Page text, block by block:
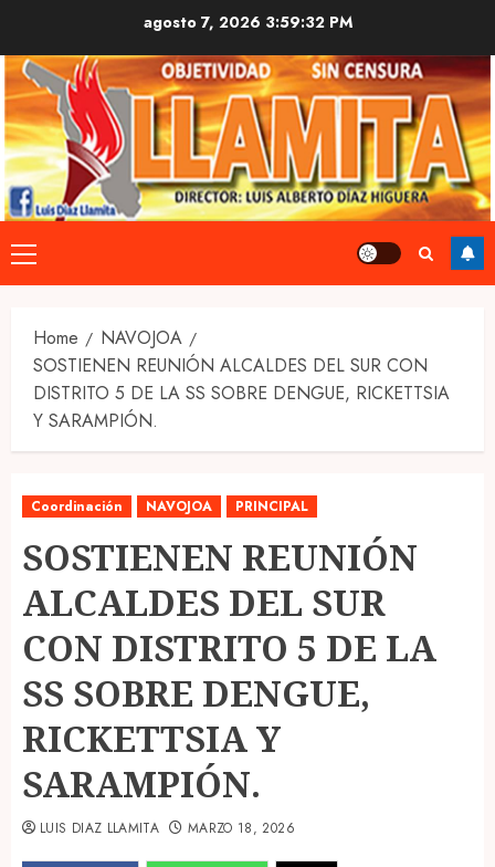
content
agosto 7, 2026 3:59:33 PM
Primary
Menu
Home
NAVOJOA
SOSTIENEN REUNIÓN ALCALDES DEL SUR CON
DISTRITO 5 DE LA SS SOBRE DENGUE, RICKETTSIA
Y SARAMPIÓN.
Coordinación NAVOJOA PRINCIPAL
SOSTIENEN REUNIÓN
ALCALDES DEL SUR
CON DISTRITO 5 DE LA
SS SOBRE DENGUE,
RICKETTSIA Y
SARAMPIÓN.
LUIS DIAZ LLAMITA MARZO 18, 2026